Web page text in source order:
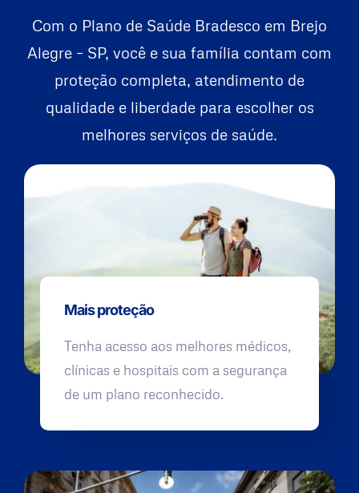
Com o Plano de Saúde Bradesco em Brejo
Alegre – SP, você e sua família contam com
proteção completa, atendimento de
qualidade e liberdade para escolher os
melhores serviços de saúde.
Mais proteção
Tenha acesso aos melhores médicos,
clínicas e hospitais com a segurança
de um plano reconhecido.